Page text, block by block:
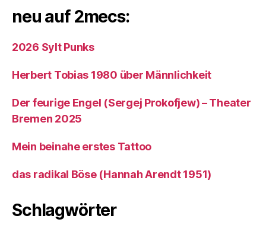
neu auf 2mecs:
2026 Sylt Punks
Herbert Tobias 1980 über Männlichkeit
Der feurige Engel (Sergej Prokofjew) – Theater
Bremen 2025
Mein beinahe erstes Tattoo
das radikal Böse (Hannah Arendt 1951)
Schlagwörter